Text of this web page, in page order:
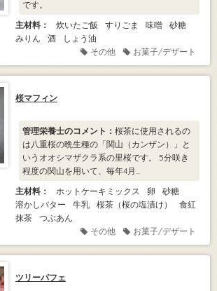
です。
主材料：
炊いたご飯 すりごま 味噌
砂糖
みりん
酒
しょう油
その他
お菓子/デザート
桜マフィン
管理栄養士のコメント： 桜茶に使用されるの
は八重桜の晩生種の「関山（カンザン）」と
いうオオシマザクラ系の里桜です。 5分咲き
程度の関山を用いて、毎年4月...
主材料：
ホットケーキミックス 卵
砂糖
溶かしバター
牛乳 桜茶（桜の塩漬け）
食紅
抹茶
つぶあん
その他
お菓子/デザート
ツリーパフェ